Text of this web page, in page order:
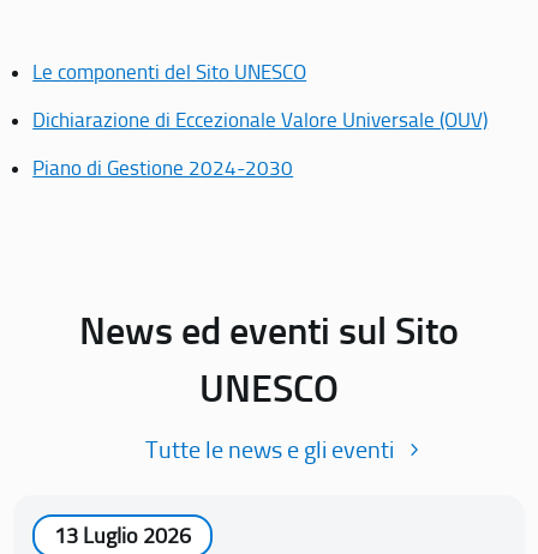
Le componenti del Sito UNESCO
Dichiarazione di Eccezionale Valore Universale (OUV)
Piano di Gestione 2024-2030
News ed eventi sul Sito
UNESCO
Tutte le news e gli eventi
13 Luglio 2026